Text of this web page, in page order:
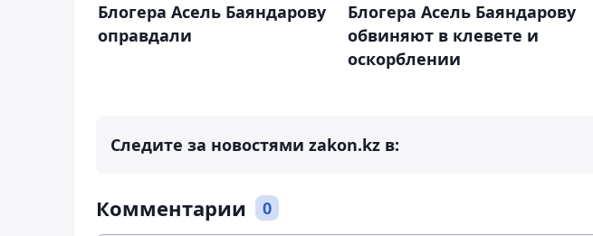
Блогера Асель Баяндарову
оправдали
Блогера Асель Баяндарову
обвиняют в клевете и
оскорблении
Следите за новостями zakon.kz в:
Комментарии 0